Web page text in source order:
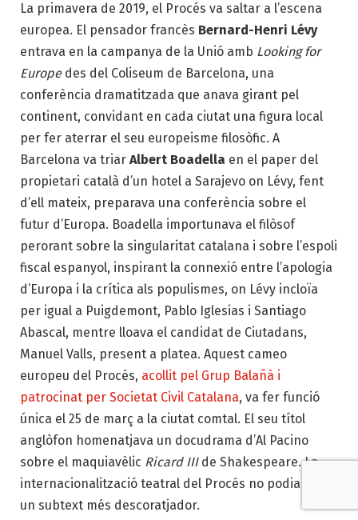
La primavera de 2019, el Procés va saltar a l’escena
europea. El pensador francès Bernard-Henri Lévy
entrava en la campanya de la Unió amb Looking for
Europedes del Coliseum de Barcelona, una
conferència dramatitzada que anava girant pel
continent, convidant en cada ciutat una figura local
per fer aterrar el seu europeisme filosòfic. A
Barcelona va triar Albert Boadella en el paper del
propietari català d’un hotel a Sarajevo on Lévy, fent
d’ell mateix, preparava una conferència sobre el
futur d’Europa. Boadella importunava el filòsof
perorant sobre la singularitat catalana i sobre l’espoli
fiscal espanyol, inspirant la connexió entre l’apologia
d’Europa i la crítica als populismes, on Lévy incloïa
per igual a Puigdemont, Pablo Iglesias i Santiago
Abascal, mentre lloava el candidat de Ciutadans,
Manuel Valls, present a platea. Aquest cameo
europeu del Procés, acollit pel Grup Balañà i
patrocinat per Societat Civil Catalana, va fer funció
única el 25 de març a la ciutat comtal. El seu títol
anglòfon homenatjava un docudrama d’Al Pacino
sobre el maquiavèlic Ricard IIIde Shakespeare. La
internacionalització teatral del Procés no podia tenir
un subtext més descoratjador.